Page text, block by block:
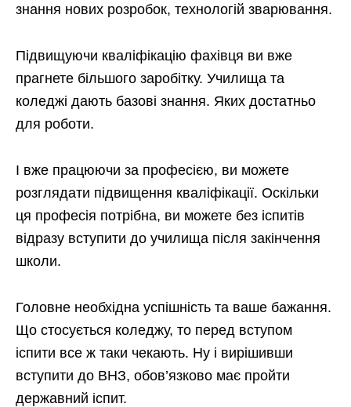
знання нових розробок, технологій зварювання.
Підвищуючи кваліфікацію фахівця ви вже
прагнете більшого заробітку. Училища та
коледжі дають базові знання. Яких достатньо
для роботи.
І вже працюючи за професією, ви можете
розглядати підвищення кваліфікації. Оскільки
ця професія потрібна, ви можете без іспитів
відразу вступити до училища після закінчення
школи.
Головне необхідна успішність та ваше бажання.
Що стосується коледжу, то перед вступом
іспити все ж таки чекають. Ну і вирішивши
вступити до ВНЗ, обов’язково має пройти
державний іспит.